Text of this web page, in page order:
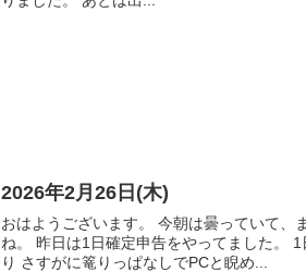
2026年2月26日(木)
おはようございます。 今朝は曇っていて、
ね。 昨日は1日確定申告をやってました。
り さすがに篭りっぱなしでPCと睨め...